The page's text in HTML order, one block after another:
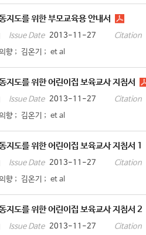
지도를 위한 부모교육용 안내서
Issue Date 2013-11-27 Citation
향 ; 김온기 ; et al
지도를 위한 어린이집 보육교사 지침서
Issue Date 2013-11-27 Citation
향 ; 김온기 ; et al
지도를 위한 어린이집 보육교사 지침서 1
Issue Date 2013-11-27 Citation
향 ; 김온기 ; et al
지도를 위한 어린이집 보육교사 지침서 2
Issue Date 2013-11-27 Citation